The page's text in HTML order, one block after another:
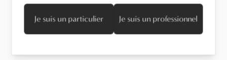
Informations techniques
Je suis un particulier Je suis un professionnel